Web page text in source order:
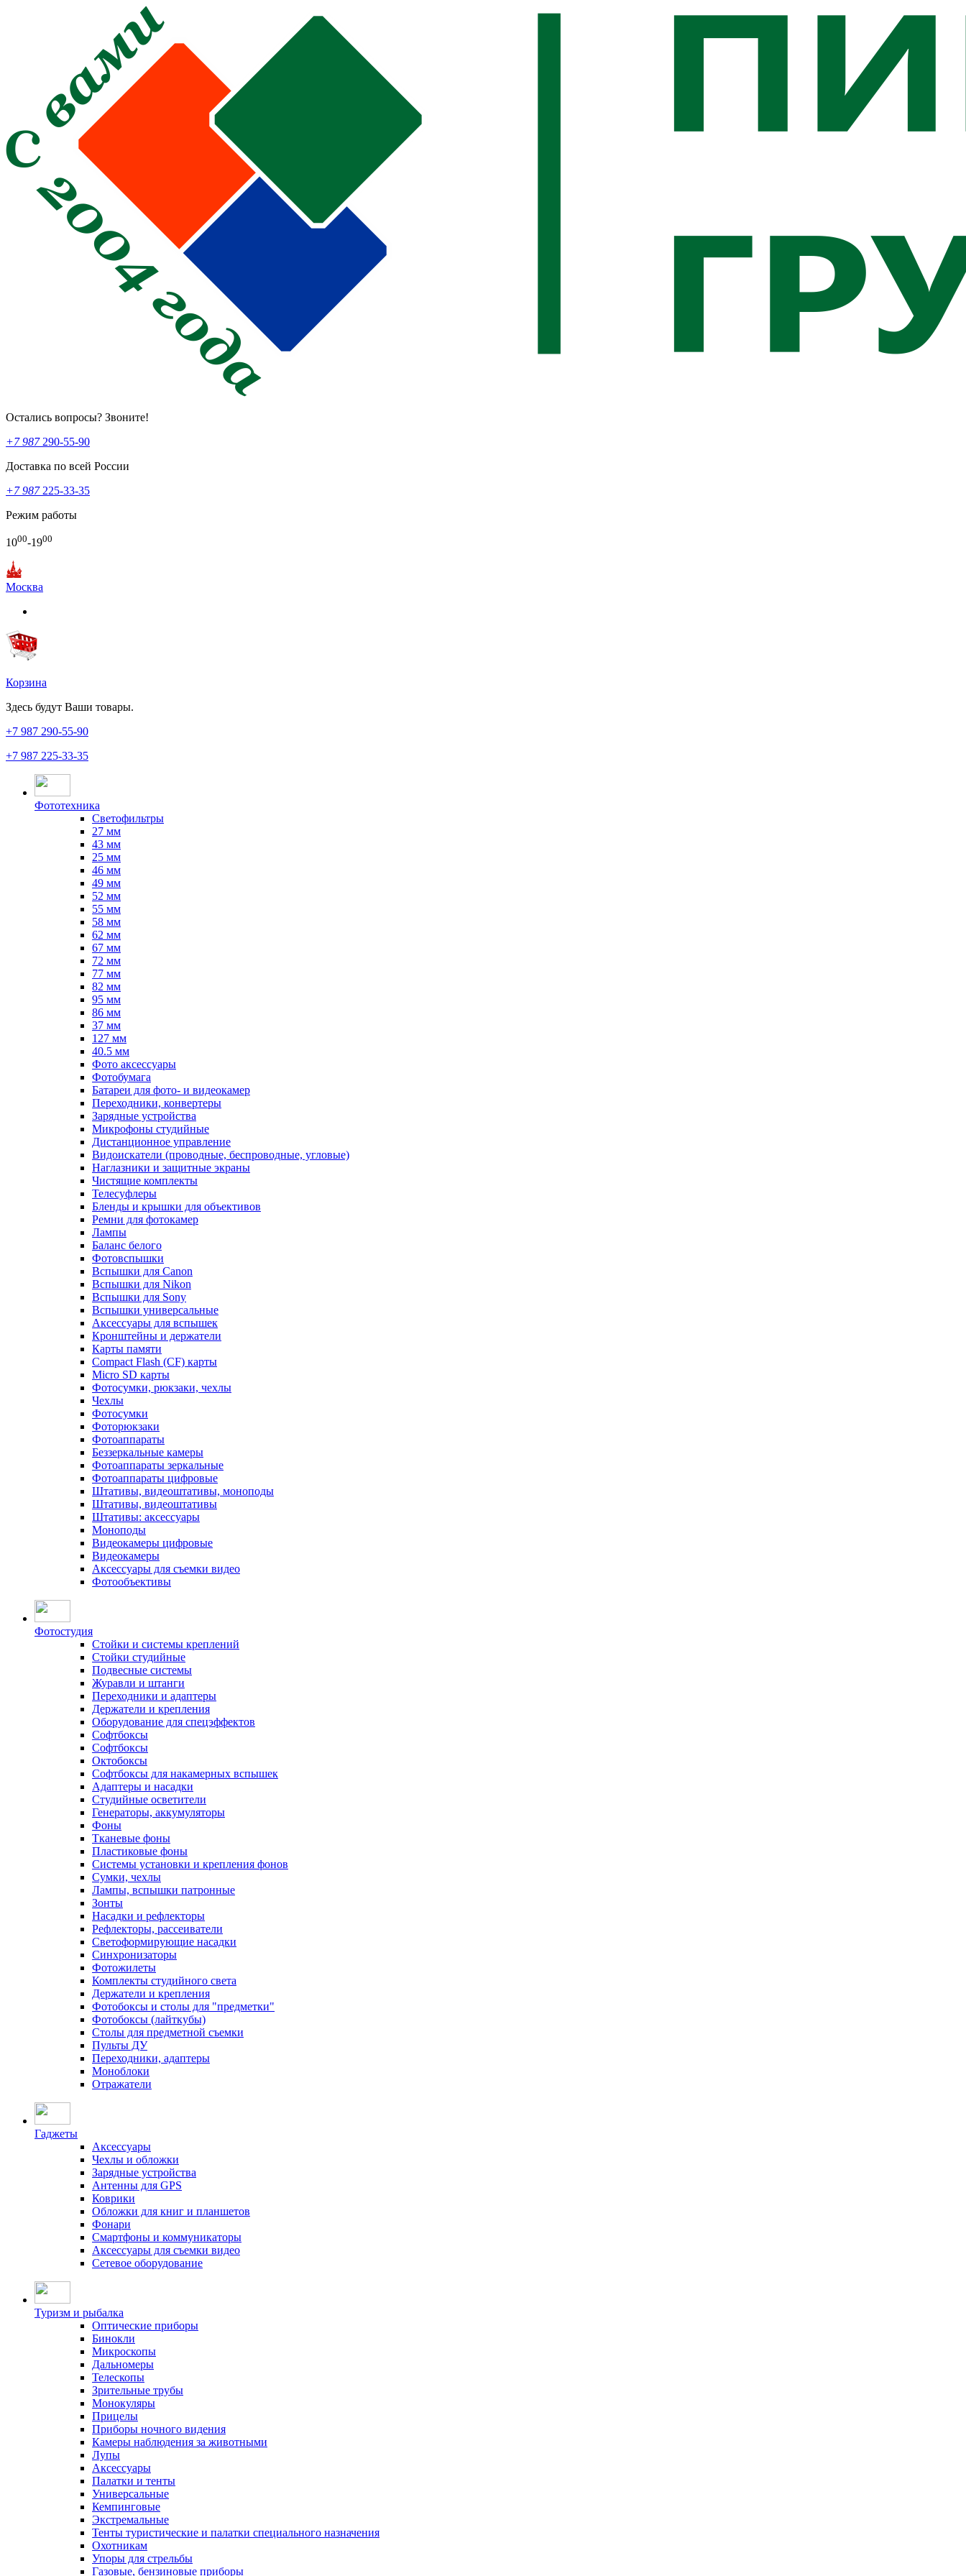
Остались вопросы? Звоните!
+7 987290-55-90
Доставка по всей России
+7 987225-33-35
Режим работы
1000-1900
Москва
Корзина
Здесь будут Ваши товары.
+7 987 290-55-90
+7 987 225-33-35
Фототехника
Светофильтры
27 мм
43 мм
25 мм
46 мм
49 мм
52 мм
55 мм
58 мм
62 мм
67 мм
72 мм
77 мм
82 мм
95 мм
86 мм
37 мм
127 мм
40.5 мм
Фото аксессуары
Фотобумага
Батареи для фото- и видеокамер
Переходники, конвертеры
Зарядные устройства
Микрофоны студийные
Дистанционное управление
Видоискатели (проводные, беспроводные, угловые)
Наглазники и защитные экраны
Чистящие комплекты
Телесуфлеры
Бленды и крышки для объективов
Ремни для фотокамер
Лампы
Баланс белого
Фотовспышки
Вспышки для Canon
Вспышки для Nikon
Вспышки для Sony
Вспышки универсальные
Аксесcуары для вспышек
Кронштейны и держатели
Карты памяти
Compact Flash (CF) карты
Micro SD карты
Фотосумки, рюкзаки, чехлы
Чехлы
Фотосумки
Фоторюкзаки
Фотоаппараты
Беззеркальные камеры
Фотоаппараты зеркальные
Фотоаппараты цифровые
Штативы, видеоштативы, моноподы
Штативы, видеоштативы
Штативы: аксессуары
Моноподы
Видеокамеры цифровые
Видеокамеры
Аксессуары для съемки видео
Фотообъективы
Фотостудия
Стойки и системы креплений
Стойки студийные
Подвесные системы
Журавли и штанги
Переходники и адаптеры
Держатели и крепления
Оборудование для спецэффектов
Софтбоксы
Софтбоксы
Октобоксы
Софтбоксы для накамерных вспышек
Адаптеры и насадки
Студийные осветители
Генераторы, аккумуляторы
Фоны
Тканевые фоны
Пластиковые фоны
Системы установки и крепления фонов
Сумки, чехлы
Лампы, вспышки патронные
Зонты
Насадки и рефлекторы
Рефлекторы, рассеиватели
Светоформирующие насадки
Синхронизаторы
Фотожилеты
Комплекты студийного света
Держатели и крепления
Фотобоксы и столы для "предметки"
Фотобоксы (лайткубы)
Столы для предметной съемки
Пульты ДУ
Переходники, адаптеры
Моноблоки
Отражатели
Гаджеты
Аксессуары
Чехлы и обложки
Зарядные устройства
Антенны для GPS
Коврики
Обложки для книг и планшетов
Фонари
Смартфоны и коммуникаторы
Аксессуары для съемки видео
Сетевое оборудование
Туризм и рыбалка
Оптические приборы
Бинокли
Микроскопы
Дальномеры
Телескопы
Зрительные трубы
Монокуляры
Прицелы
Приборы ночного видения
Камеры наблюдения за животными
Лупы
Аксессуары
Палатки и тенты
Универсальные
Кемпинговые
Экстремальные
Тенты туристические и палатки специального назначения
Охотникам
Упоры для стрельбы
Газовые, бензиновые приборы